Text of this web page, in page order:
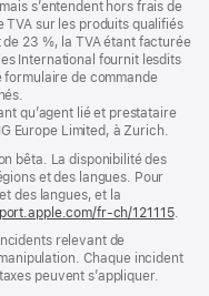
s’entendent hors frais de
sur les produits qualifiés
23 %, la TVA étant facturée
International fournit lesdits
formulaire de commande
qu’agent lié et prestataire
Europe Limited, à Zurich.
bêta. La disponibilité des
et des langues. Pour
des langues, et la
fr-ch/121115.
relevant de
Chaque incident
peuvent s’appliquer.